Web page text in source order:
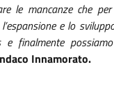
le mancanze che
e lo
finalmente
Innamorato.